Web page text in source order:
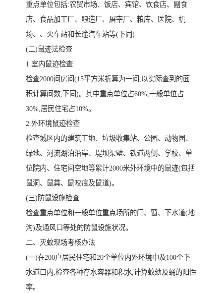
重点单位包括:农贸市场、饭店、宾馆、饮食店、副食
店、食品加工厂、酿造厂、屠宰厂、粮库、医院、机
场、、火车站和长途汽车站等(下同)
(二)鼠迹法检查
1.室内鼠迹检查
检查2000间房间(15平方米折算为一间,以实际查到的面
积计算间数,下同)。其中重点单位占60%,一般单位占
30%,居民住宅占10%。
2.外环境鼠迹检查
检查城区内的建筑工地、垃圾收集站、公园、动物园、
绿地、河流湖泊沿岸、堤坝渠壁、铁道两侧、学校、单
位院内、住宅间空地等累计2000米外环境中的鼠迹(包括
鼠洞、鼠粪、鼠咬痕及鼠道)。
(三)防鼠设施检查
检查重点单位和一般单位重点场所的门、窗、下水道(地
沟)及通风口等处的防鼠设施状况。
二、灭蚊现场考核办法
(一)在200户居民住宅和20个单位内外环境中及100个下
水道口内,检查各种存水容器和积水,计算蚊幼及蛹的阳性
率。